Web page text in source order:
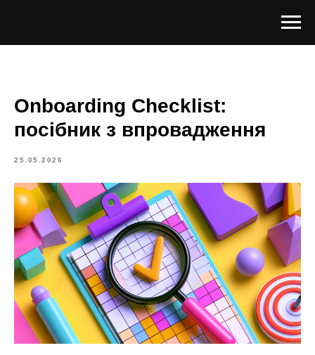
Onboarding Checklist:
посібник з впровадження
25.05.2026